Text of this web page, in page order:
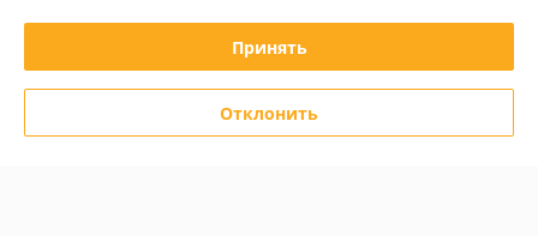
Политика обработки cookies
Сайт создан на платформе Deal.by
Принять
Отклонить